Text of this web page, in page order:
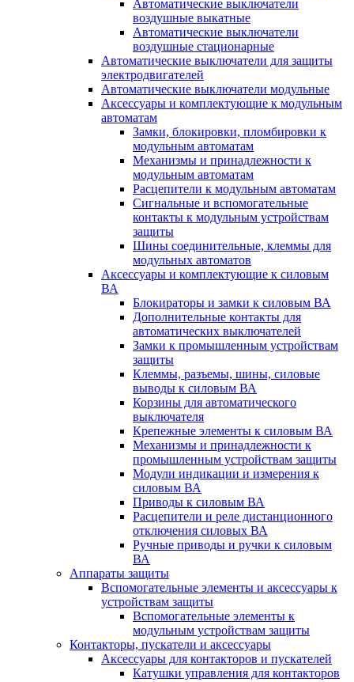
Автоматические выключатели
воздушные выкатные
Автоматические выключатели
воздушные стационарные
Автоматические выключатели для защиты
электродвигателей
Автоматические выключатели модульные
Аксессуары и комплектующие к модульным
автоматам
Замки, блокировки, пломбировки к
модульным автоматам
Механизмы и принадлежности к
модульным автоматам
Расцепители к модульным автоматам
Сигнальные и вспомогательные
контакты к модульным устройствам
защиты
Шины соединительные, клеммы для
модульных автоматов
Аксессуары и комплектующие к силовым
ВА
Блокираторы и замки к силовым ВА
Дополнительные контакты для
автоматических выключателей
Замки к промышленным устройствам
защиты
Клеммы, разъемы, шины, силовые
выводы к силовым ВА
Корзины для автоматического
выключателя
Крепежные элементы к силовым ВА
Механизмы и принадлежности к
промышленным устройствам защиты
Модули индикации и измерения к
силовым ВА
Приводы к силовым ВА
Расцепители и реле дистанционного
отключения силовых ВА
Ручные приводы и ручки к силовым
ВА
Аппараты защиты
Вспомогательные элементы и аксессуары к
устройствам защиты
Вспомогательные элементы к
модульным устройствам защиты
Контакторы, пускатели и аксессуары
Аксессуары для контакторов и пускателей
Катушки управления для контакторов